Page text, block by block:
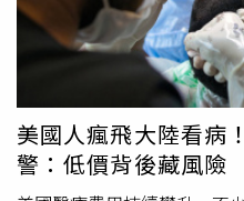
與功能設計上與現行醫院常
性的不同，它擁有類似人類
空間遠比傳統設備少。布羅
輔助手術往往受限於龐大的
一位站在床邊的人類助手，
間，完全沒有空間壓迫與限
步說明，這種高機動性且緊
美國人瘋飛大陸看
警：低價背後藏風險